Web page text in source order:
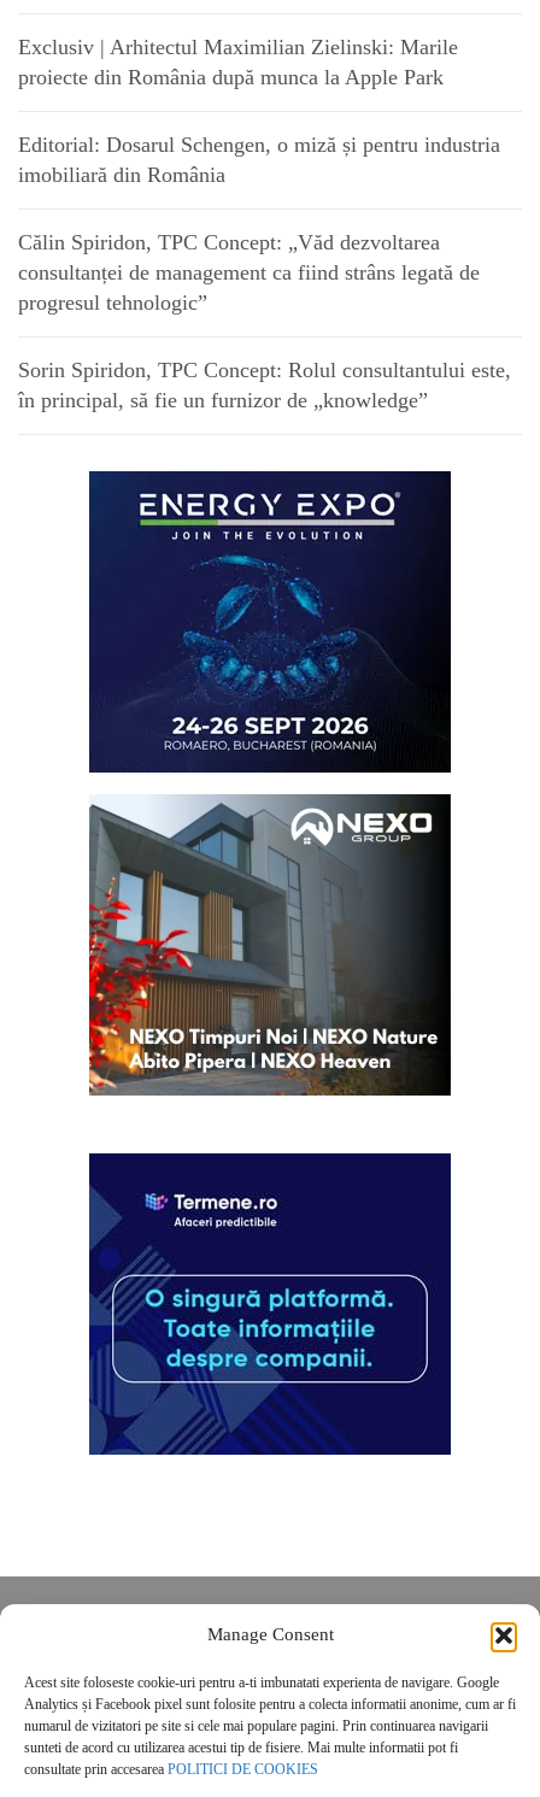
Manage Consent
Acest site foloseste cookie-uri pentru a-ti imbunatati experienta de navigare. Google
Analytics și Facebook pixel sunt folosite pentru a colecta informatii anonime, cum ar fi
numarul de vizitatori pe site si cele mai populare pagini. Prin continuarea navigarii
sunteti de acord cu utilizarea acestui tip de fisiere. Mai multe informatii pot fi
consultate prin accesarea POLITICI DE COOKIES
Exclusiv | Arhitectul Maximilian Zielinski: Marile
proiecte din România după munca la Apple Park
Editorial: Dosarul Schengen, o miză și pentru industria
imobiliară din România
Călin Spiridon, TPC Concept: „Văd dezvoltarea
consultanței de management ca fiind strâns legată de
progresul tehnologic”
Sorin Spiridon, TPC Concept: Rolul consultantului este,
în principal, să fie un furnizor de „knowledge”
POLITICĂ DE CONFIDENȚIALITATE
Politica de cookies